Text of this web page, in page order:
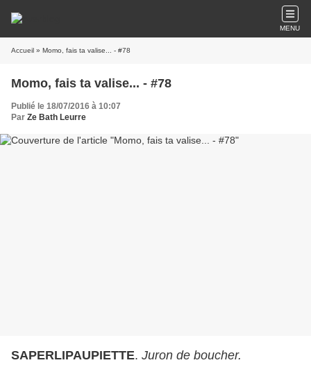
MENU
Accueil » Momo, fais ta valise... - #78
Momo, fais ta valise... - #78
Publié le 18/07/2016 à 10:07
Par Ze Bath Leurre
SAPERLIPAUPIETTE. Juron de boucher.